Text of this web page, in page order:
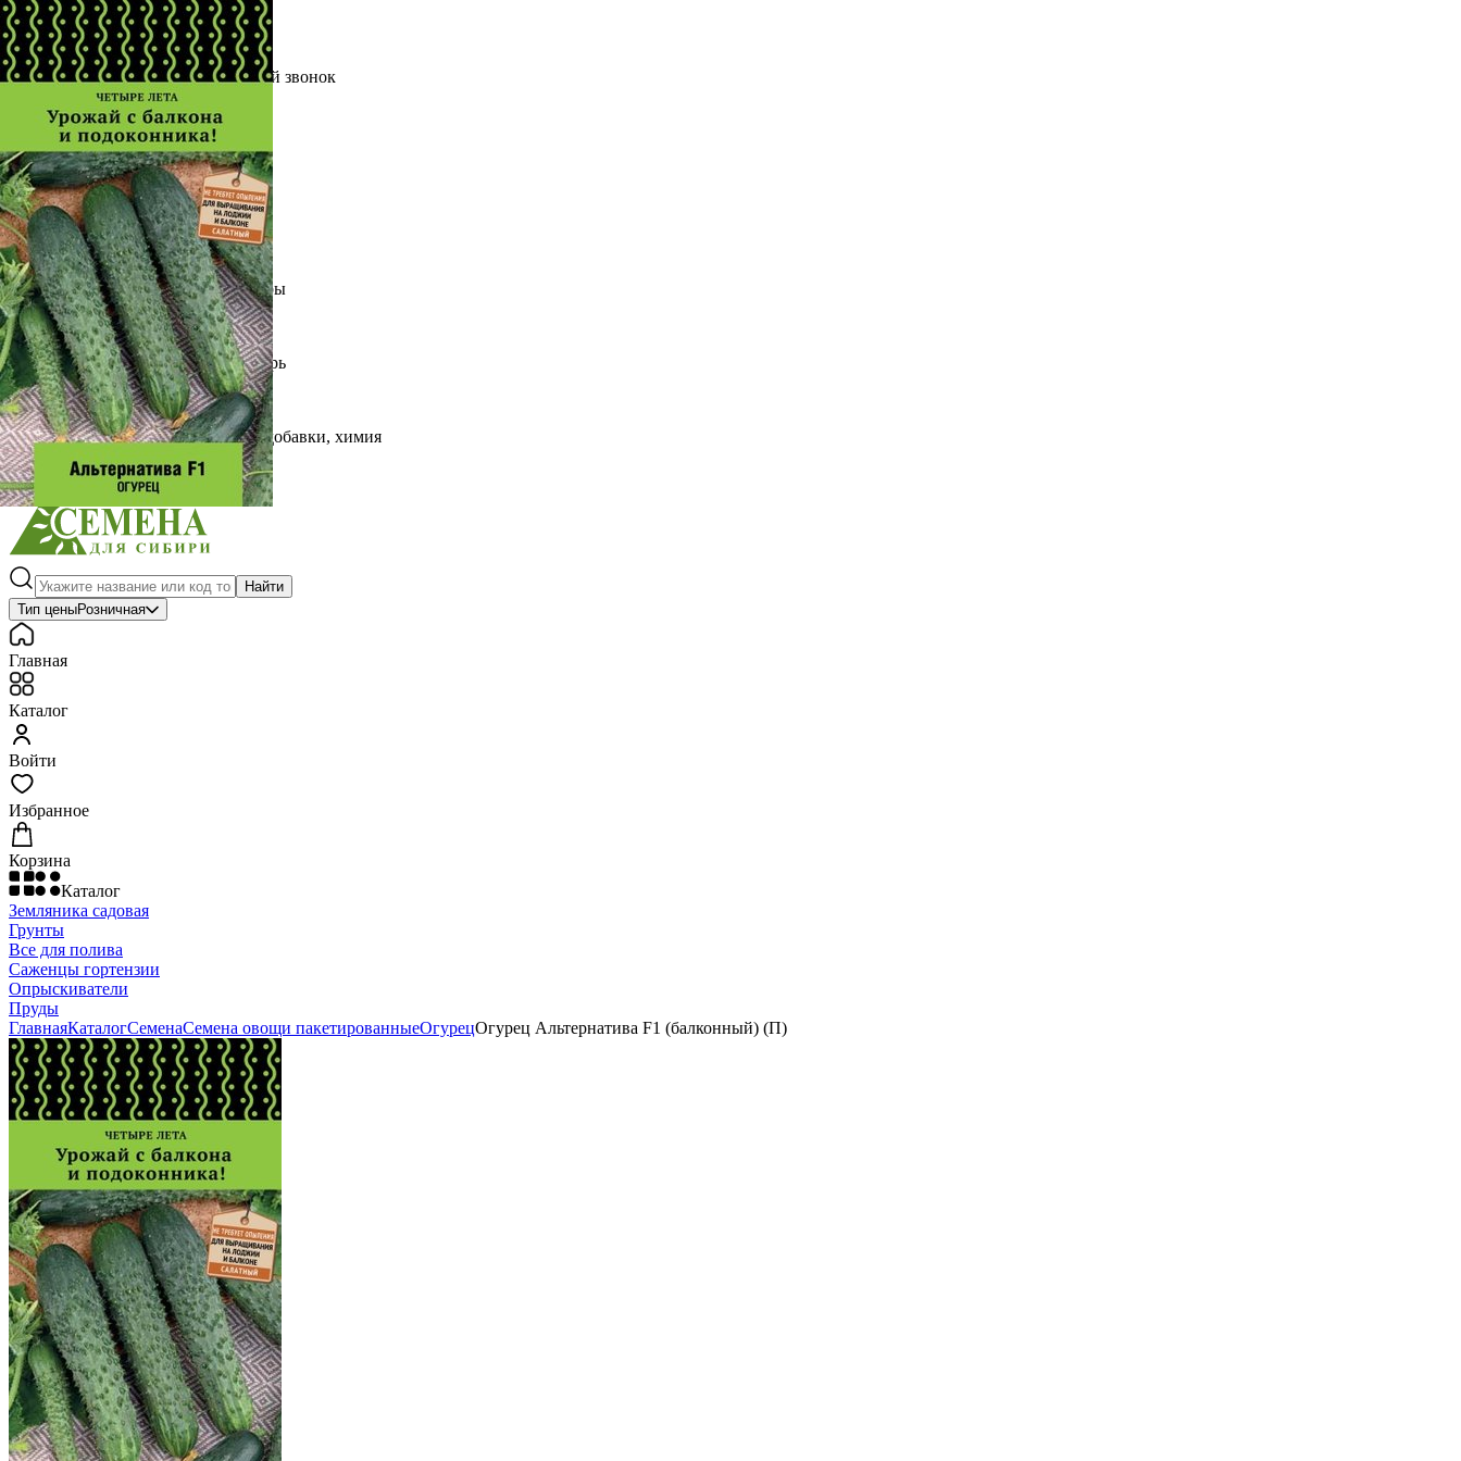
Выберите город
Обратный звонок Заказать обратный звонок
Каталог
Семена
Грунты
Газонные травы, сидераты
Горшки, рассадники, аксессуары
Посадочный материал
Садовый инструмент, инвентарь
Консервирование
Средства защиты, удобрения, добавки, химия
Обустройство сада, декор
Найти
Тип ценыРозничная
Главная
Каталог
Войти
Избранное
Корзина
Каталог
Земляника садовая
Грунты
Все для полива
Саженцы гортензии
Опрыскиватели
Пруды
ГлавнаяКаталогСеменаСемена овощи пакетированныеОгурецОгурец Альтернатива F1 (балконный) (П)